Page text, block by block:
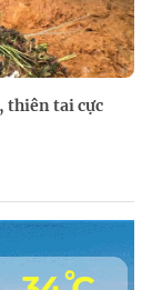
thiên tai cực